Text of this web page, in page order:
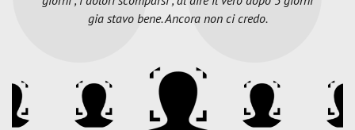
gia stavo bene. Ancora non ci credo.